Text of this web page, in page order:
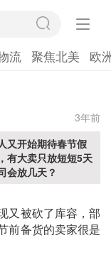
流 聚焦北美 欧
3年前
又开始期待春节假
有大卖只放短短5天
会放几天？
又被砍了库容，部
前备货的卖家很是